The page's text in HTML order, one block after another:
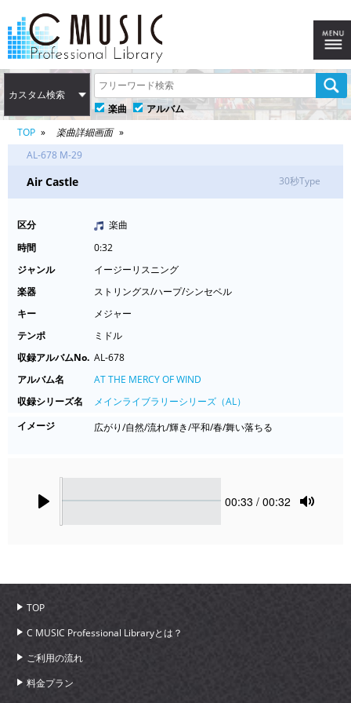
カスタム検索
楽曲
アルバム
TOP
楽曲詳細画面
AL-678 M-29
Air Castle 30秒Type
区分
楽曲
時間
0:32
ジャンル
イージーリスニング
楽器
ストリングス/ハープ/シンセベル
キー
メジャー
テンポ
ミドル
収録アルバムNo. AL-678
アルバム名
AT THE MERCY OF WIND
収録シリーズ名
メインライブラリーシリーズ（AL）
イメージ
広がり/自然/流れ/輝き/平和/春/舞い落ちる
Current
00:33 / 00:32
TOP
C MUSIC Professional Libraryとは？
ご利用の流れ
料金プラン